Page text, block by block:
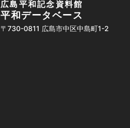
広島平和記念資料館
平和データベース
〒730-0811 広島市中区中島町1-2